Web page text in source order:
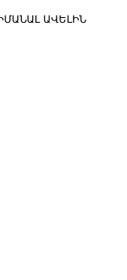
մետր է. այն
ԱՎԵԼԻՆ